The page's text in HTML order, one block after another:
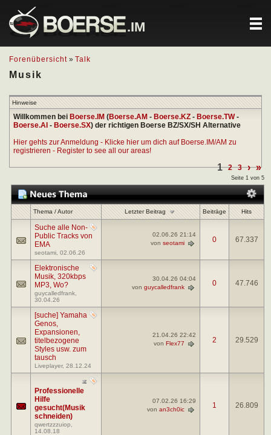
.IM
Forenübersicht » Talk
Musik
Hinweise
Willkommen bei Boerse.IM (Boerse.AM - Boerse.KZ - Boerse.TW-
Boerse.AI - Boerse.SX) der richtigen Boerse BZ/SX/SH Alternative
Hier gehts zur Anmeldung - Klicke hier um dich auf Boerse.IM/AM zu
registrieren - Register to see all our areas!
1 2 3 › »
Seite 1 von 5
Thema/Autor Letzter Beitrag Beiträge Hits
Suche alle Non-
Public Tracks von
EMA
seotami , 02.06.26
02.06.26 21:14
von seotami 0 67.337
Elektronische
Musik, 320kbps
MP3, Wo?
guycalledfrank
30.04.26
30.04.26 04:04
von guycalledfrank 0 47.746
[suche] Yamaha
Genos,
Expansionen,
titelbezogene
Styles usw. zum
tausch
Liveplayer, 28.12.24
21.04.26 22:42
von Flex77 2 29.529
Professionelle
Hilfe
gesucht(Musik
schneiden)
qwertzzzuiop
14.08.18
07.02.26 16:29
von an3ch0ic 1 26.809